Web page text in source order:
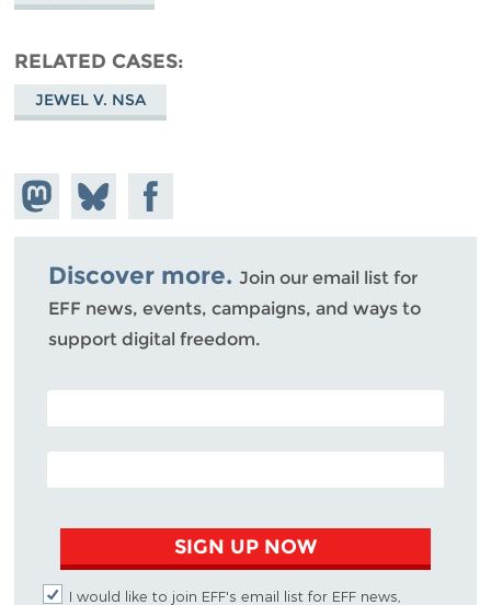
RELATED CASES
JEWEL V. NSA
Share on
Mastodon
Share
on
Bluesky
Share on
Facebook
Discover more. Join our email list for
EFF news, events, campaigns, and ways to
support digital freedom.
POSTAL CODE (OPTIONAL)
EMAIL ADDRESS
SIGN UP NOW
I would like to join EFF's email list for EFF news,